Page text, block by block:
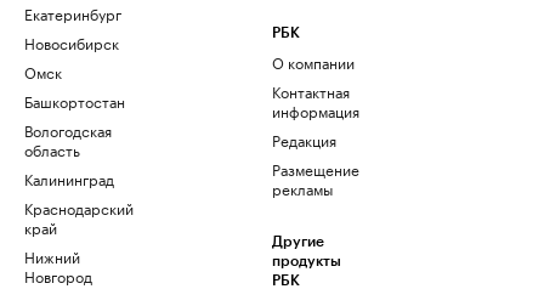
Екатеринбург
Новосибирск
Омск
Башкортостан
Вологодская
область
Калининград
Краснодарский
край
Нижний
Новгород
РБК
О компании
Контактная
информация
Редакция
Размещение
рекламы
Другие
продукты
РБК